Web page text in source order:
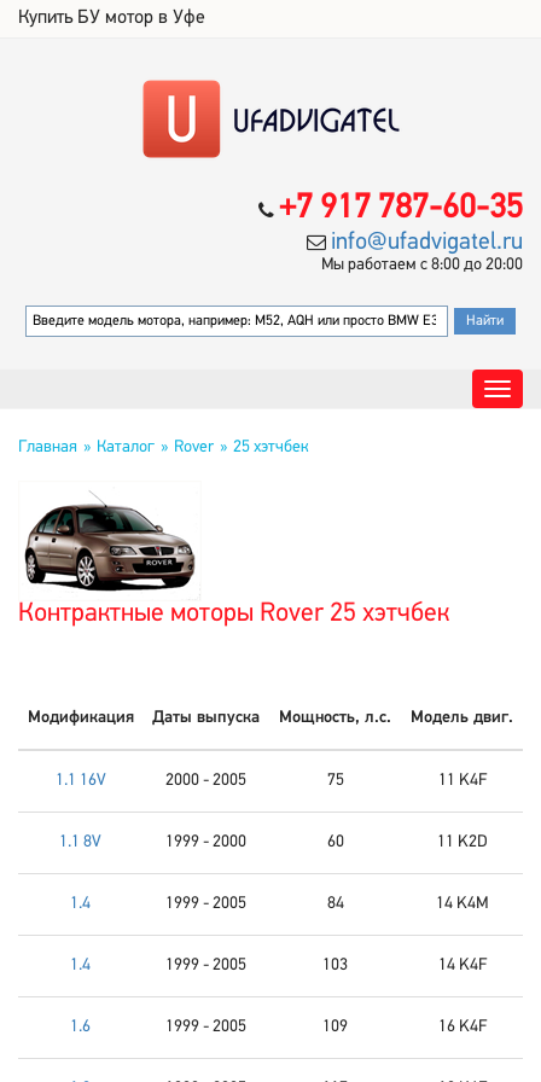
Купить БУ мотор в Уфе
+7 917 787-60-35
info@ufadvigatel.ru
Мы работаем с 8:00 до 20:00
Главная Каталог Rover 25 хэтчбек
Контрактные моторы Rover 25 хэтчбек
Модификация Даты выпуска Мощность, л.с. Модель двиг.
1.1 16V 2000 - 2005 75 11 K4F
1.1 8V 1999 - 2000 60 11 K2D
1.4 1999 - 2005 84 14 K4M
1.4 1999 - 2005 103 14 K4F
1.6 1999 - 2005 109 16 K4F